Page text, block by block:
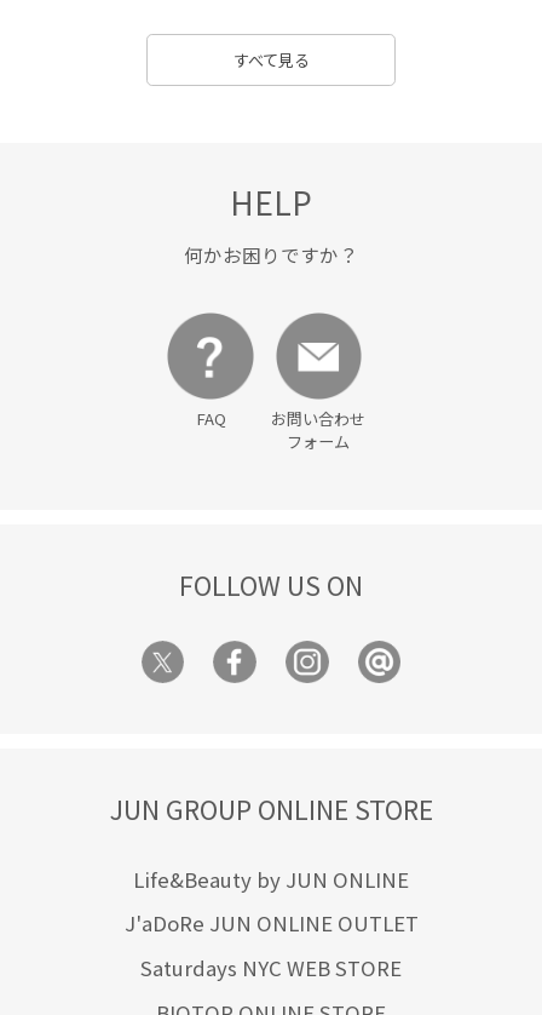
メッシュ モダン ランニング
ロング丈 ワイドデニム ワイドパンツ
羽織としても使える 耐久性 落ち着いた色
限定カラー 麻
すべて見る
HELP
何かお困りですか？
FAQ
お問い合わせ
フォーム
FOLLOW US ON
JUN GROUP ONLINE STORE
Life&Beauty by JUN ONLINE
J'aDoRe JUN ONLINE OUTLET
Saturdays NYC WEB STORE